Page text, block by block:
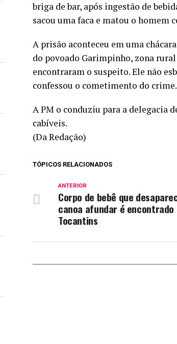
briga de bar, após ingestão de
sacou uma faca e matou o homem
A prisão aconteceu em uma
do povoado Garimpinho, zona
encontraram o suspeito. Ele não
confessou o cometimento do crime.
A PM o conduziu para a delegacia
cabíveis.
(Da Redação)
TÓPICOS RELACIONADOS
ANTERIOR
Corpo de bebê que
canoa afundar é encontrado
Tocantins